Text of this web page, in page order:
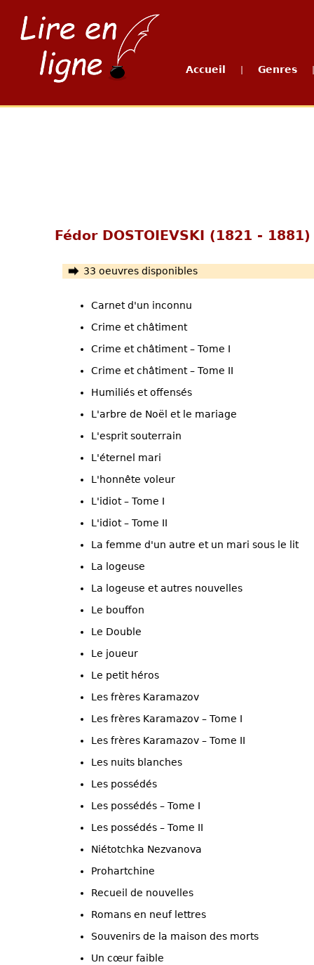
Accueil Genres
Fédor DOSTOIEVSKI (1821 - 1881)
33 oeuvres disponibles
Carnet d'un inconnu
Crime et châtiment
Crime et châtiment – Tome I
Crime et châtiment – Tome II
Humiliés et offensés
L'arbre de Noël et le mariage
L'esprit souterrain
L'éternel mari
L'honnête voleur
L'idiot – Tome I
L'idiot – Tome II
La femme d'un autre et un mari sous le lit
La logeuse
La logeuse et autres nouvelles
Le bouffon
Le Double
Le joueur
Le petit héros
Les frères Karamazov
Les frères Karamazov – Tome I
Les frères Karamazov – Tome II
Les nuits blanches
Les possédés
Les possédés – Tome I
Les possédés – Tome II
Niétotchka Nezvanova
Prohartchine
Recueil de nouvelles
Romans en neuf lettres
Souvenirs de la maison des morts
Un cœur faible